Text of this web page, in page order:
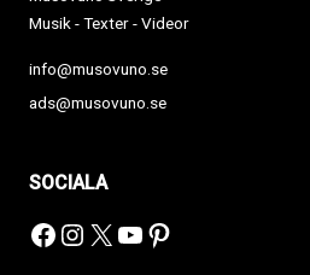
Musik - Texter - Videor
info@musovuno.se
ads@musovuno.se
SOCIALA
Facebook
Instagram
X YouTube
Pinterest